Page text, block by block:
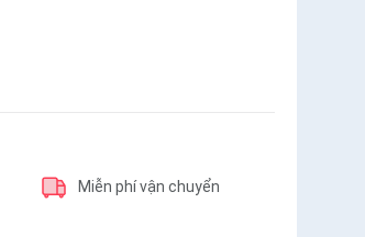
Miễn phí vận chuyển